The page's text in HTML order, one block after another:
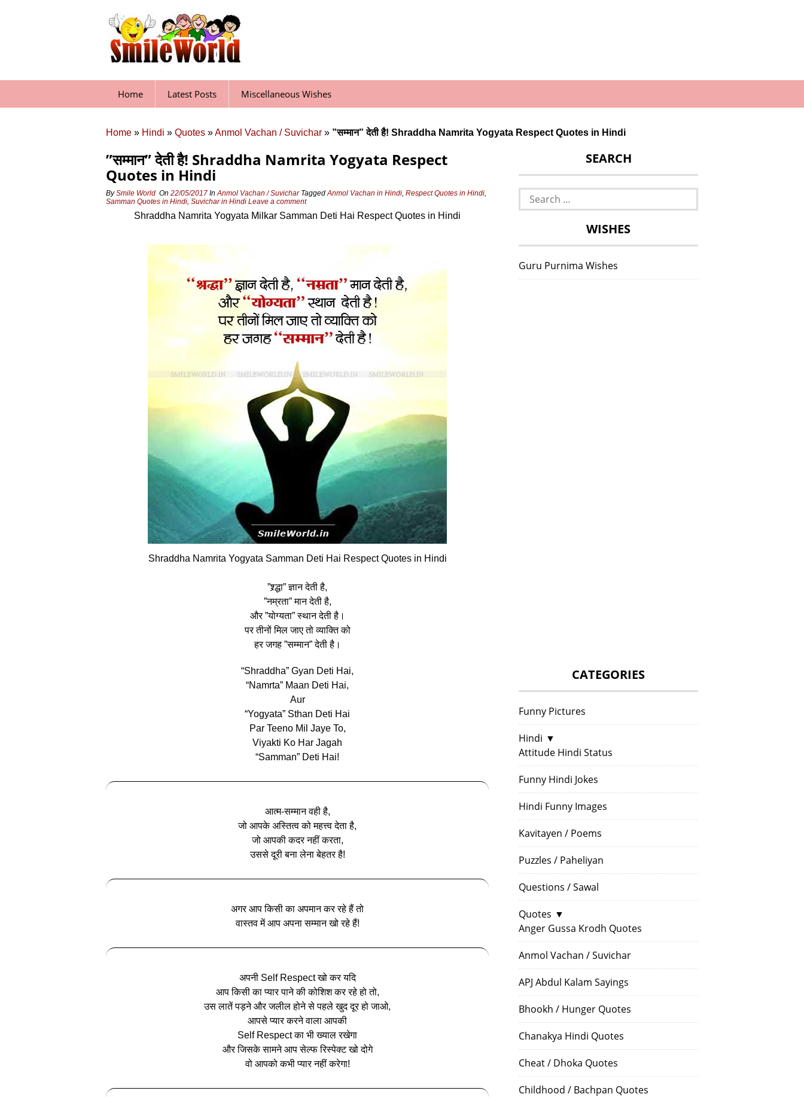
Home Latest Posts Miscellaneous Wishes
Home » Hindi » Quotes »Anmol Vachan / Suvichar » ”सम्‍मान” देती है! Shraddha Namrita Yogyata Respect Quotes in Hindi
”सम्‍मान” देती है! Shraddha Namrita Yogyata Respect
Quotes in Hindi
BySmile World On 22/05/2017 InAnmol Vachan / Suvichar TaggedAnmol Vachan in Hindi, Respect Quotes in Hindi,
Samman Quotes in Hindi, Suvichar in Hindi Leave a comment
Shraddha Namrita Yogyata Milkar Samman Deti Hai Respect Quotes in Hindi
Shraddha Namrita Yogyata Samman Deti Hai Respect Quotes in Hindi
”श्र्द्धा” ज्ञान देती है,
”नम्रता” मान देती है,
और ”योग्‍यता” स्‍थान देती है।
पर तीनों मिल जाए तो व्‍याक्ति को
हर जगह ”सम्‍मान” देती है।
“Shraddha” Gyan Deti Hai,
“Namrta” Maan Deti Hai,
Aur
“Yogyata” Sthan Deti Hai
Par Teeno Mil Jaye To,
Viyakti Ko Har Jagah
“Samman” Deti Hai!
आत्‍म-सम्‍मान वही है,
जो आपके अस्तित्‍व को महत्त्व देता है,
जो आपकी कदर नहीं करता,
उससे दूरी बना लेना बेहतर है!
अगर आप किसी का अपमान कर रहे हैं तो
वास्‍तव में आप अपना सम्मान खो रहे हैं!
अपनी Self Respect खो कर यदि
आप किसी का प्‍यार पाने की कोशिश कर रहे हो तो,
उस लातें पड़ने और जलील होने से पहले खुद दूर हो जाओ,
आपसे प्‍यार करने वाला आपकी
Self Respect का भी ख्‍याल रखेगा
और जिसके सामने आप सेल्‍फ रिस्‍पेक्‍ट खो दोगे
वो आपको कभी प्‍यार नहीं करेगा!
SEARCH
Search
for:
WISHES
Guru Purnima Wishes
CATEGORIES
Funny Pictures
Hindi ▼
Attitude Hindi Status
Funny Hindi Jokes
Hindi Funny Images
Kavitayen / Poems
Puzzles / Paheliyan
Questions / Sawal
Quotes ▼
Anger Gussa Krodh Quotes
Anmol Vachan / Suvichar
APJ Abdul Kalam Sayings
Bhookh / Hunger Quotes
Chanakya Hindi Quotes
Cheat / Dhoka Quotes
Childhood / Bachpan Quotes